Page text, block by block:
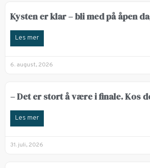
Kysten er klar – bli med på åpen
Les mer
6. august, 2026
– Det er stort å være i finale. Kos
Les mer
31. juli, 2026